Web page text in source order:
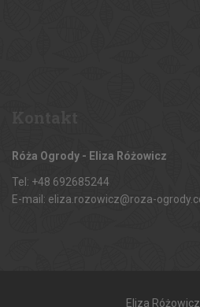
Róża Ogrody - Eliza Różowicz
Tel: +48 692685244
E-mail: eliza.rozowicz@roza-
Eliza